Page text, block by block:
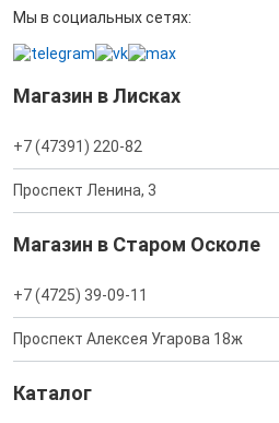
Мы в социальных сетях:
Магазин в Лисках
+7 (47391) 220-82
Проспект Ленина, 3
Магазин в Старом Осколе
+7 (4725) 39-09-11
Проспект Алексея Угарова 18ж
Каталог